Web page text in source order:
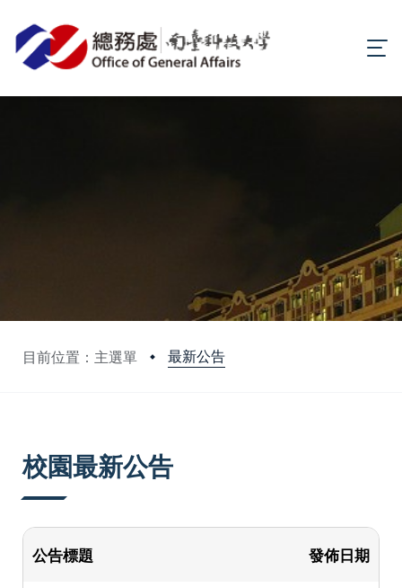
目前位置：主選單 最新公告
校園最新公告
公告標題 發佈日期